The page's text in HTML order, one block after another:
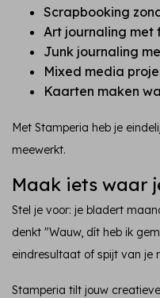
Scrapbooking
Art journaling met
Junk journaling
Mixed media
Kaarten maken
Met Stamperia heb je
meewerkt.
Maak iets waar
Stel je voor: je bladert
denkt "Wauw, dít heb ik
eindresultaat of spijt van je
Stamperia tilt jouw